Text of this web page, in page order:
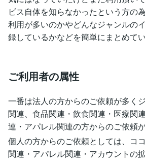
ビス自体を知らなかったという方の
利用が多いのかやどんなジャンルの
録しているかなどを簡単にまとめてい
ご利用者の属性
一番は法人の方からのご依頼が多く
関連、食品関連・飲食関連・医療関
連・アパレル関連の方からのご依頼
個人の方からのご依頼としては、コ
関連・アパレル関連・アカウントの